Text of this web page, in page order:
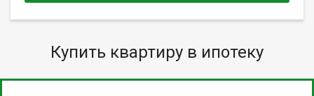
Купить квартиру в ипотеку